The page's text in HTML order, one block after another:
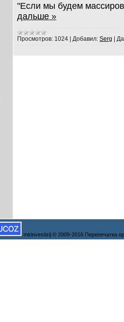
"Если мы будем
дальше »
Просмотров: 1024 Добавил: Serg
mirinvestizij © 2009-2016 Перепечатка